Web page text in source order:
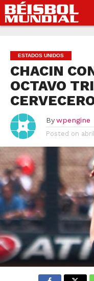
ESTADOS UNIDOS
CHACIN
OCTAVO
By wpengine
Posted on